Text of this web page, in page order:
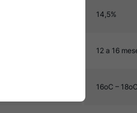
14,5%
12 a 16
16oC – 18oC